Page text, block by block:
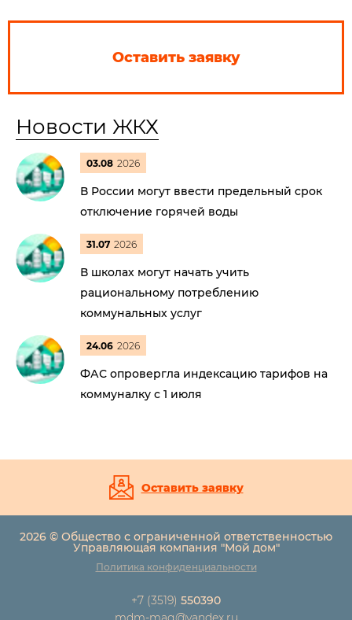
Оставить заявку
Новости ЖКХ
03.08 2026
В России могут ввести предельный срок
отключение горячей воды
31.07 2026
В школах могут начать учить
рациональному потреблению
коммунальных услуг
24.06 2026
ФАС опровергла индексацию тарифов на
коммуналку с 1 июля
Оставить заявку
2026 © Общество с ограниченной ответственностью
Управляющая компания "Мой дом"
Политика конфиденциальности
+7 (3519) 550390